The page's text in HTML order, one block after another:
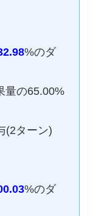
%のダ
量の65.00%
(2ターン)
%のダ